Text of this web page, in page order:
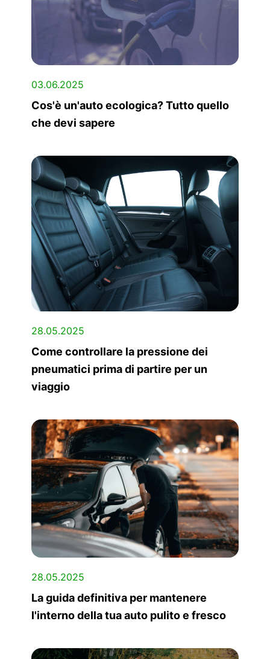
03.06.2025
Cos'è un'auto ecologica? Tutto quello
che devi sapere
28.05.2025
Come controllare la pressione dei
pneumatici prima di partire per un
viaggio
28.05.2025
La guida definitiva per mantenere
l'interno della tua auto pulito e fresco